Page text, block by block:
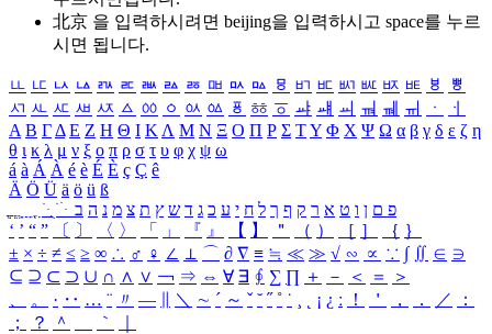
北京 을 입력하시려면 beijing을 입력하시고 space를 누르
시면 됩니다.
ㅥ ㅦ ㅧ ㅨ ㅩ ㅪ ㅫ ㅬ ㅭ ㅮ ㅯ ㅰ ㅱ ㅲ ㅳ ㅴ ㅵ ㅶ ㅷ ㅸ
ㅹ
ㅺ ㅻ ㅼ ㅽ ㅾ ㅿ ㆀ ㆁ ㆂ ㆃ ㆄ ㆅ ㆆ ㆇ ㆈ ㆉ ㆊ ㆋ ㆌ ㆍ
ㆎ
Α Β ΓΔ Ε Ζ Η Θ Ι ΚΛ Μ Ν Ξ Ο Π Ρ Σ ΤΥ Φ Χ Ψ Ω α β γ δ ε ζ η
θ ι κ λ μ ν ξ ο π ρ σ τ υ φ χ ψ ω
á à Á À é è É È ç Ç ê
Ä Ö Ü ä ö ü ß
ִֶֹ ֻּ ׁׂ פ ם ן ו ט א ר ק ף ך ל ח י ע כ ג ד ש ץ ת צ מ נ ה ב
‘ ’ “ ” 〔 〕 〈 〉 「 」 『 』 【 】 ＂ （ ） ［ ］ ｛ ｝
± × ÷ ≠ ≤ ≥ ∞ ∴ ♂ ♀ ∠ ⊥ ⌒ ∂ ∇ ≡ ≒ ≪ ≫ √ ∽ ∝ ∵ ∫ ∬ ∈ ∋
⊆ ⊇ ⊂ ⊃ ∪ ∩ ∧ ∨ ￢ ⇒ ⇔ ∀ ∃ ∮ ∑ ∏ ＋ － ＜ ＝
＞
、
。 · ‥ … ¨ 〃 ― ＼ ∼ ´ ～ ˇ ˘ ˝ ˚ ˙ ¸ ¡ ¿ ː ！ ＇ ， ． ／
：
；
？ ＾ ｀